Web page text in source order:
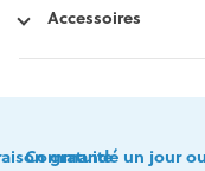
Accessoires
gratuite
Commandé un jour